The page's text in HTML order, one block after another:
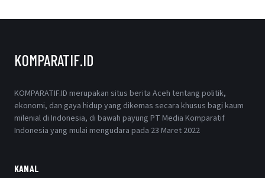
KOMPARATIF.ID
KOMPARATIF.ID merupakan situs berita Aceh tentang politik,
ekonomi, dan gaya hidup yang dikemas secara khusus bagi kaum
milenial di Indonesia, di bawah payung PT Media Komparatif
Indonesia yang mulai mengudara pada 23 Maret 2022
KANAL